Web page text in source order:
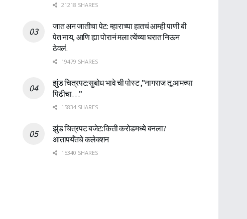
21218 SHARES
जात अन जातीचा पेट: म्हाराच्या हातचं आम्ही पाणी बी
पेत नाय, आणि ह्या पोरानं मला त्येंच्या घरात निऊन
ठेवलं.
19479 SHARES
झुंड चित्रपट:सुबोध भावे ची पोस्ट ,”नागराज तू आमच्या
पिढीचा…”
15834 SHARES
झुंड चित्रपट बजेट:किती करोडमध्ये बनला?
आतापर्यँतचे कलेक्शन
15340 SHARES